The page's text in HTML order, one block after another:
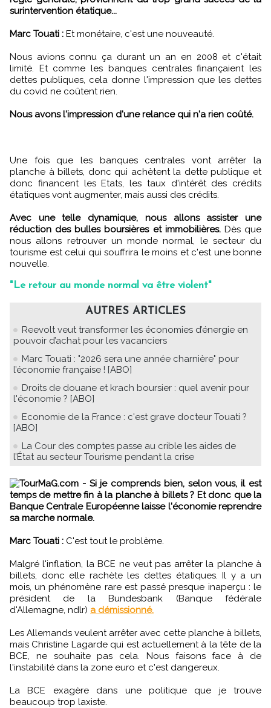
surintervention étatique...
Marc Touati : Et monétaire, c'est une nouveauté.
Nous avions connu ça durant un an en 2008 et c'était
limité. Et comme les banques centrales finançaient les
dettes publiques, cela donne l'impression que les dettes
du covid ne coûtent rien.
Nous avons l'impression d'une relance qui n'a rien coûté.
Une fois que les banques centrales vont arrêter la
planche à billets, donc qui achètent la dette publique et
donc financent les Etats, les taux d'intérêt des crédits
étatiques vont augmenter, mais aussi des crédits.
Avec une telle dynamique, nous allons assister une
réduction des bulles boursières et immobilières.Dès que
nous allons retrouver un monde normal, le secteur du
tourisme est celui qui souffrira le moins et c'est une bonne
nouvelle.
"Le retour au monde normal va être violent"
AUTRES ARTICLES
Reevolt veut transformer les économies d’énergie en
pouvoir d’achat pour les vacanciers
Marc Touati : "2026 sera une année charnière" pour
l’économie française ! [ABO]
Droits de douane et krach boursier : quel avenir pour
l'économie ? [ABO]
Economie de la France : c'est grave docteur Touati ?
[ABO]
La Cour des comptes passe au crible les aides de
l’État au secteur Tourisme pendant la crise
TourMaG.com - Si je comprends bien, selon vous, il est
temps de mettre fin à la planche à billets ? Et donc que la
Banque Centrale Européenne laisse l'économie reprendre
sa marche normale.
Marc Touati : C'est tout le problème.
Malgré l'inflation, la BCE ne veut pas arrêter la planche à
billets, donc elle rachète les dettes étatiques. Il y a un
mois, un phénomène rare est passé presque inaperçu : le
président de la Bundesbank (Banque fédérale
d'Allemagne, ndlr) a démissionné.
Les Allemands veulent arrêter avec cette planche à billets,
mais Christine Lagarde qui est actuellement à la tête de la
BCE, ne souhaite pas cela. Nous faisons face à de
l'instabilité dans la zone euro et c'est dangereux.
La BCE exagère dans une politique que je trouve
beaucoup trop laxiste.